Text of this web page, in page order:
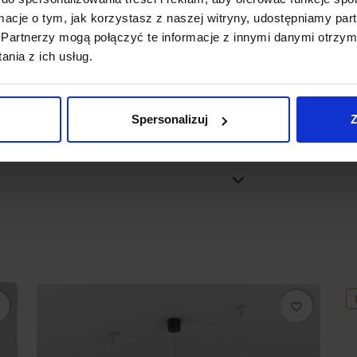
o tym, jak korzystasz z naszej witryny, udostępniamy
mogą połączyć te informacje z innymi danymi
z ich usług.
Spersonalizuj
na linkach (długość 1m) i uchwyty
wykwalifikowany personel
z możliwością łączenia do 20
favorite_border